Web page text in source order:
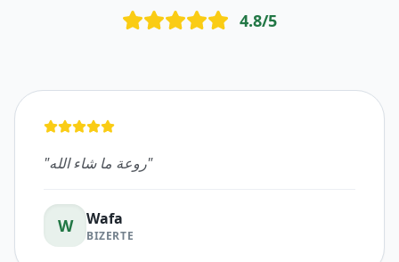
4.8/5
"روعة ما شاء الله"
W Wafa
BIZERTE